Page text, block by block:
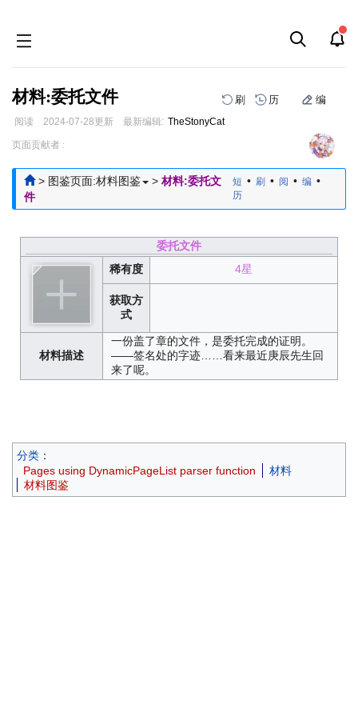
材料:委托文件 刷 历 编
阅读 2024-07-28更新 最新编辑: TheStonyCat
跳
导
跳
搜
页面贡献者 :
> 图鉴页面:材料图鉴 > 材料:委托文
件
短 • 刷 • 阅 • 编 •
历
委托文件
稀有度
4星
获取方
式
材料描述
一份盖了章的文件，是委托完成的证明。
——签名处的字迹……看来最近庚辰先生回
来了呢。
分类 ：
Pages using DynamicPageList parser function
材料
材料图鉴